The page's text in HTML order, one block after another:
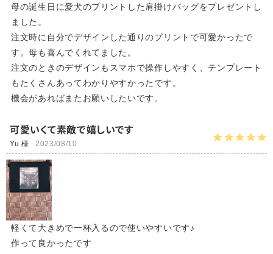
母の誕生日に愛犬のプリントした肩掛けバッグをプレゼントし
ました。
注文時に自分でデザインした通りのプリントで可愛かったで
す。母も喜んでくれてました。
注文のときのデザインもスマホで操作しやすく、テンプレート
もたくさんあってわかりやすかったです。
機会があればまたお願いしたいです。
可愛いくて素敵で嬉しいです
Yu 様 2023/08/10
軽くて大きめで一杯入るので使いやすいです♪
作って良かったです